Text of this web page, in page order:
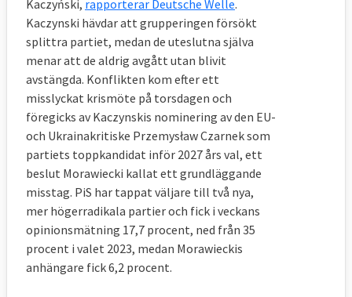
Kaczyński, rapporterar Deutsche Welle.
Kaczynski hävdar att grupperingen försökt
splittra partiet, medan de uteslutna själva
menar att de aldrig avgått utan blivit
avstängda. Konflikten kom efter ett
misslyckat krismöte på torsdagen och
föregicks av Kaczynskis nominering av den EU-
och Ukrainakritiske Przemysław Czarnek som
partiets toppkandidat inför 2027 års val, ett
beslut Morawiecki kallat ett grundläggande
misstag. PiS har tappat väljare till två nya,
mer högerradikala partier och fick i veckans
opinionsmätning 17,7 procent, ned från 35
procent i valet 2023, medan Morawieckis
anhängare fick 6,2 procent.